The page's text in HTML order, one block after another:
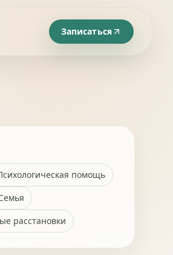
Записаться
помощь
расстановки